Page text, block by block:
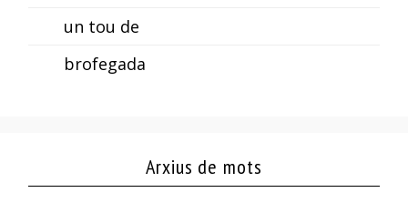
un tou de
brofegada
Arxius de mots